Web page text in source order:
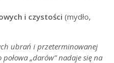
i czystości (mydło,
ubrań i przeterminowanej
„darów” nadaje się na